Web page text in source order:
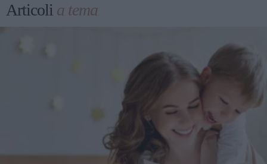
Articoli a tema